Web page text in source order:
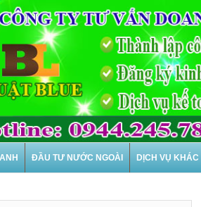
ĐẦU TƯ NƯỚC NGOÀI DỊCH VỤ KHÁC